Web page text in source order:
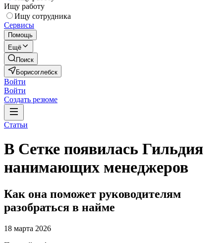
Ищу работу
Ищу сотрудника
Сервисы
Помощь
Ещё
Поиск
Борисоглебск
Войти
Войти
Создать резюме
Статьи
В Сетке появилась Гильдия
нанимающих менеджеров
Как она поможет руководителям
разобраться в найме
18 марта 2026